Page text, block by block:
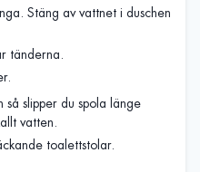
Stäng av vattnet i duschen
tänderna.
slipper du spola länge
vatten.
toalettstolar.